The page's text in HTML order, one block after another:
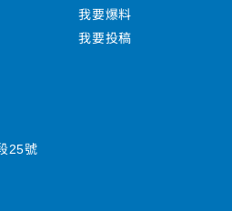
我要爆料
我要投稿
25號